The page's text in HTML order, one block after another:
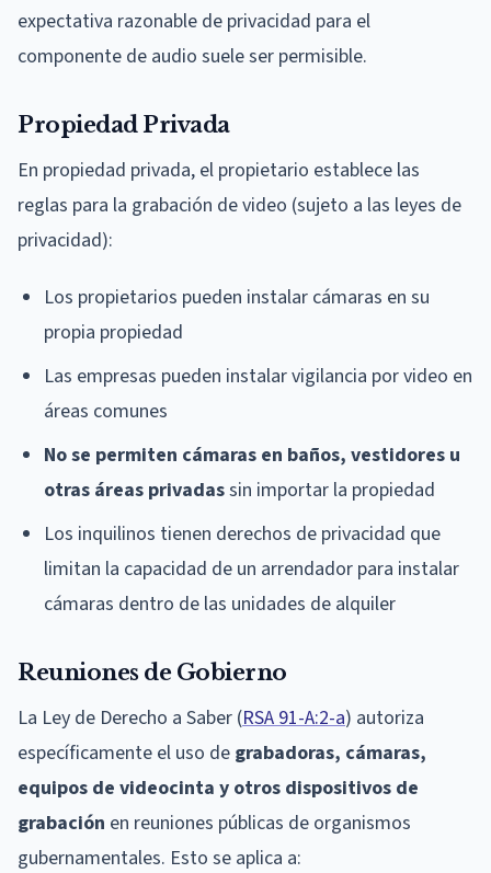
expectativa razonable de privacidad para el
componente de audio suele ser permisible.
Propiedad Privada
En propiedad privada, el propietario establece las
reglas para la grabación de video (sujeto a las leyes de
privacidad):
Los propietarios pueden instalar cámaras en su
propia propiedad
Las empresas pueden instalar vigilancia por video en
áreas comunes
No se permiten cámaras en baños, vestidores u
otras áreas privadassin importar la propiedad
Los inquilinos tienen derechos de privacidad que
limitan la capacidad de un arrendador para instalar
cámaras dentro de las unidades de alquiler
Reuniones de Gobierno
La Ley de Derecho a Saber (RSA 91-A:2-a) autoriza
específicamente el uso de grabadoras, cámaras,
equipos de videocinta y otros dispositivos de
grabación en reuniones públicas de organismos
gubernamentales. Esto se aplica a: